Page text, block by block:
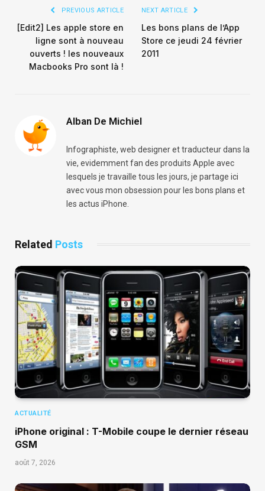
PREVIOUS ARTICLE
[Edit2] Les apple store en
ligne sont à nouveau
ouverts ! les nouveaux
Macbooks Pro sont là !
NEXT ARTICLE
Les bons plans de l’App
Store ce jeudi 24 février
2011
Alban De Michiel
Infographiste, web designer et traducteur dans la
vie, evidemment fan des produits Apple avec
lesquels je travaille tous les jours, je partage ici
avec vous mon obsession pour les bons plans et
les actus iPhone.
Related Posts
ACTUALITÉ
iPhone original : T-Mobile coupe le dernier réseau
GSM
août 7, 2026